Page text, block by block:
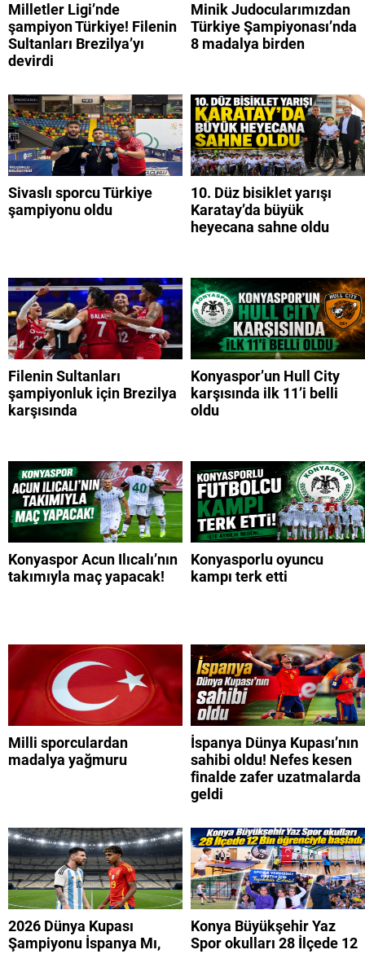
Milletler Ligi’nde
şampiyon Türkiye! Filenin
Sultanları Brezilya’yı
devirdi
Minik Judocularımızdan
Türkiye Şampiyonası’nda
8 madalya birden
Sivaslı sporcu Türkiye
şampiyonu oldu
10. Düz bisiklet yarışı
Karatay’da büyük
heyecana sahne oldu
Filenin Sultanları
şampiyonluk için Brezilya
karşısında
Konyaspor’un Hull City
karşısında ilk 11’i belli
oldu
Konyaspor Acun Ilıcalı’nın
takımıyla maç yapacak!
Konyasporlu oyuncu
kampı terk etti
Milli sporculardan
madalya yağmuru
İspanya Dünya Kupası’nın
sahibi oldu! Nefes kesen
finalde zafer uzatmalarda
geldi
2026 Dünya Kupası
Şampiyonu İspanya Mı,
Konya Büyükşehir Yaz
Spor okulları 28 İlçede 12